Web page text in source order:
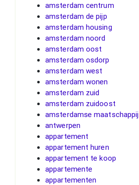
amsterdam centrum
amsterdam de pijp
amsterdam housing
amsterdam noord
amsterdam oost
amsterdam osdorp
amsterdam west
amsterdam wonen
amsterdam zuid
amsterdam zuidoost
amsterdamse maatschappij
antwerpen
appartement
appartement huren
appartement te koop
appartemente
appartementen